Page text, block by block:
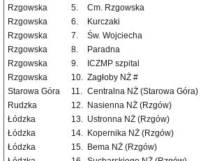
Rzgowska
5.
Cm. Rzgowska
Rzgowska
6.
Kurczaki
Rzgowska
7.
Św. Wojciecha
Rzgowska
8.
Paradna
Rzgowska
9.
ICZMP szpital
Rzgowska
10. Zagłoby NŻ #
Starowa Góra
11. Centralna NŻ (Starowa Góra)
Rudzka
12. Nasienna NŻ (Rzgów)
Łódzka
13. Ustronna NŻ (Rzgów)
Łódzka
14. Kopernika NŻ (Rzgów)
Łódzka
15. Bema NŻ (Rzgów)